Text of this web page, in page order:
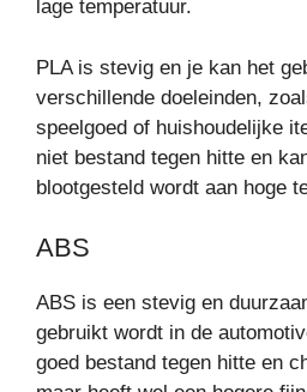
lage temperatuur.
PLA is stevig en je kan het
verschillende doeleinden,
speelgoed of huishoudelijke
niet bestand tegen hitte en
blootgesteld wordt aan hoge
ABS
ABS is een stevig en
gebruikt wordt in de
goed bestand tegen hitte en